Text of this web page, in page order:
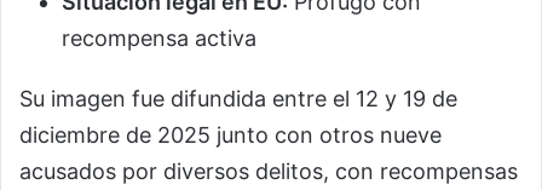
recompensa activa
Su imagen fue difundida entre el 12 y 19 de
diciembre de 2025 junto con otros nueve
acusados por diversos delitos, con recompensas